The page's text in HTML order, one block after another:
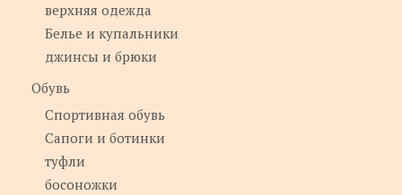
верхняя одежда
Белье и купальники
джинсы и брюки
Обувь
Спортивная обувь
Сапоги и ботинки
туфли
босоножки